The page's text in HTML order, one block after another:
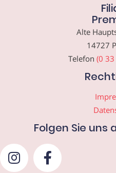
Alte
14727
Telefon (0
Folgen Sie uns